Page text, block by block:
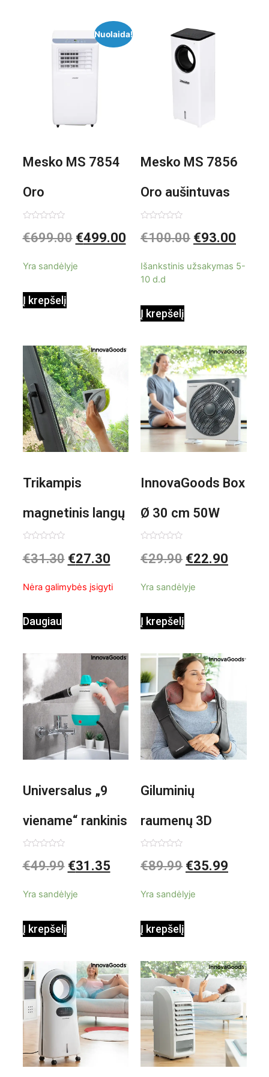
Nuolaida!
Mesko MS 7854
Oro
kondicionierius
0
iš
€699.00 €499.00
Yra sandėlyje
Į krepšelį
Mesko MS 7856
Oro aušintuvas
be ašmenų 3in1
0
iš
€100.00 €93.00
Išankstinis užsakymas 5-
10 d.d
Į krepšelį
Trikampis
magnetinis langų
valiklis Klinmag
0
iš
€31.30 €27.30
Nėra galimybės įsigyti
Daugiau
InnovaGoods Box
Ø 30 cm 50W
Baltai pilkas
0
iš
€29.90 €22.90
Yra sandėlyje
Į krepšelį
Universalus „9
viename“ rankinis
garintuvas su
0,35 L 3 Bar
1000W
0
iš
€49.99 €31.35
Yra sandėlyje
Į krepšelį
Giluminių
raumenų 3D
elektrinis
Shiatsu
0
iš
€89.99 €35.99
Yra sandėlyje
Į krepšelį